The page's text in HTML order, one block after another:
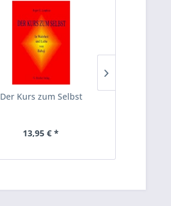
Der Kurs zum Selbst
13,95 € *